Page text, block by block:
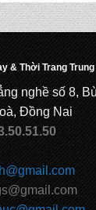
MS: TN 5015
MS: TN 5014
MS: TN 5013
MS: TN 5012
& Thời Trang
nghề số 8,
Đồng Nai